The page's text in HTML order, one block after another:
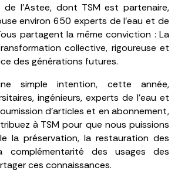
l’Astee, dont TSM est partenaire,
environ 650 experts de l’eau et de
partagent la même conviction : La
collective, rigoureuse et
des générations futures.
simple intention, cette année,
ingénieurs, experts de l’eau et
d’articles et en abonnement,
à TSM pour que nous puissions
la préservation, la restauration des
complémentarité des usages des
ces connaissances.